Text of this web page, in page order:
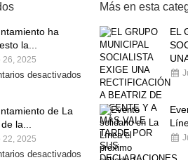
ha
la...
26, 2025
desactivados
de La
la...
22, 2025
desactivados
Más en esta
EL